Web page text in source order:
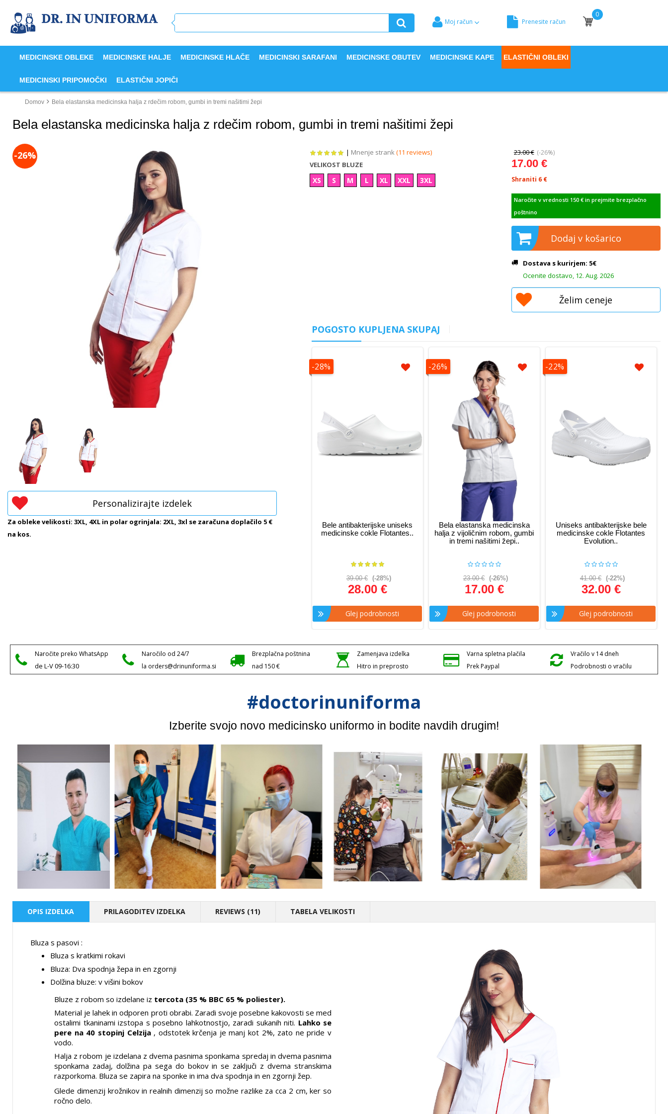
Moj račun Prenesite račun
0
Moja košara
MEDICINSKE OBLEKE MEDICINSKE HALJE MEDICINSKE HLAČE MEDICINSKI SARAFANI MEDICINSKE OBUTEV MEDICINSKE KAPE ELASTIČNI OBLEKI
MEDICINSKI PRIPOMOČKI ELASTIČNI JOPIČI
Domov Bela elastanska medicinska halja z rdečim robom, gumbi in tremi našitimi žepi
Bela elastanska medicinska halja z rdečim robom, gumbi in tremi našitimi žepi
-26%
Personalizirajte izdelek
Za obleke velikosti: 3XL, 4XL in polar ogrinjala: 2XL, 3xl se zaračuna doplačilo 5 €
na kos.
| Mnenje strank(11 reviews)
VELIKOST BLUZE
XS S M L XL XXL 3XL
23.00 € (-26%)
17.00 €
Shraniti 6 €
Naročite v vrednosti 150 € in prejmite brezplačno
poštnino
Dodaj v košarico
Dostava s kurirjem: 5€
Ocenite dostavo, 12. Aug. 2026
Želim ceneje
POGOSTO KUPLJENA SKUPAJ
-28%
Bele antibakterijske uniseks
medicinske cokle Flotantes..
39.00 € (-28%)
28.00 €
Glej podrobnosti
-26%
Bela elastanska medicinska
halja z vijoličnim robom, gumbi
in tremi našitimi žepi..
23.00 € (-26%)
17.00 €
Glej podrobnosti
-22%
Uniseks antibakterijske bele
medicinske cokle Flotantes
Evolution..
41.00 € (-22%)
32.00 €
Glej podrobnosti
Naročite preko WhatsApp
de L-V 09-16:30
Naročilo od 24/7
la orders@drinuniforma.si
Brezplačna poštnina
nad 150 €
Zamenjava izdelka
Hitro in preprosto
Varna spletna plačila
Prek Paypal
Vračilo v 14 dneh
Podrobnosti o vračilu
#doctorinuniforma
Izberite svojo novo medicinsko uniformo in bodite navdih drugim!
OPIS IZDELKA PRILAGODITEV IZDELKA REVIEWS (11) TABELA VELIKOSTI
Bluza s pasovi :
Bluza s kratkimi rokavi
Bluza: Dva spodnja žepa in en zgornji
Dolžina bluze: v višini bokov
Bluze z robom so izdelane iz tercota (35 % BBC 65 % poliester).
Material je lahek in odporen proti obrabi. Zaradi svoje posebne kakovosti se med
ostalimi tkaninami izstopa s posebno lahkotnostjo, zaradi sukanih niti. Lahko se
pere na 40 stopinj Celzija, odstotek krčenja je manj kot 2%, zato ne pride v
vodo.
Halja z robom je izdelana z dvema pasnima sponkama spredaj in dvema pasnima
sponkama zadaj, dolžina pa sega do bokov in se zaključi z dvema stranskima
razporkoma. Bluza se zapira na sponke in ima dva spodnja in en zgornji žep.
Glede dimenzij krožnikov in realnih dimenzij so možne razlike za cca 2 cm, ker so
ročno delo.